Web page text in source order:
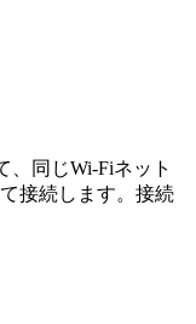
、同じWi-Fiネット
接続します。接続